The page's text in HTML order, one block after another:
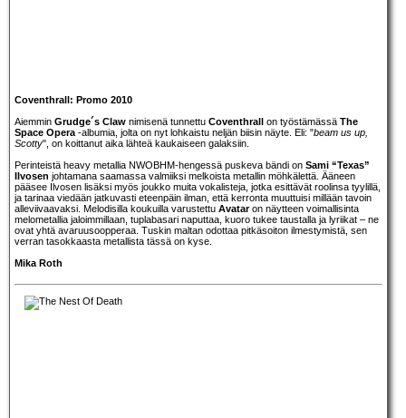
Coventhrall: Promo 2010
Aiemmin Grudge´s Claw nimisenä tunnettu Coventhrall on työstämässä The
Space Opera -albumia, jolta on nyt lohkaistu neljän biisin näyte. Eli: "beam us up,
Scotty", on koittanut aika lähteä kaukaiseen galaksiin.
Perinteistä heavy metallia NWOBHM-hengessä puskeva bändi on Sami “Texas”
Ilvosen johtamana saamassa valmiiksi melkoista metallin möhkälettä. Ääneen
pääsee Ilvosen lisäksi myös joukko muita vokalisteja, jotka esittävät roolinsa tyylillä,
ja tarinaa viedään jatkuvasti eteenpäin ilman, että kerronta muuttuisi millään tavoin
alleviivaavaksi. Melodisilla koukuilla varustettu Avataron näytteen voimallisinta
melometallia jaloimmillaan, tuplabasari naputtaa, kuoro tukee taustalla ja lyriikat – ne
ovat yhtä avaruusoopperaa. Tuskin maltan odottaa pitkäsoiton ilmestymistä, sen
verran tasokkaasta metallista tässä on kyse.
Mika Roth